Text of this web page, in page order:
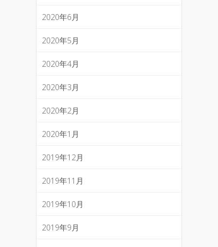
2020年6月
2020年5月
2020年4月
2020年3月
2020年2月
2020年1月
2019年12月
2019年11月
2019年10月
2019年9月